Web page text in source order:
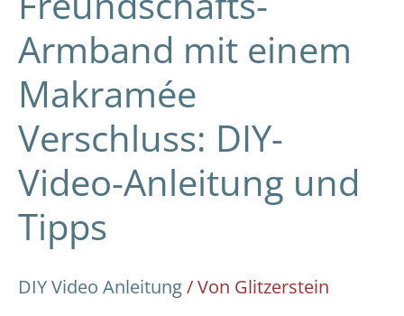
Armband mit einem
Makramée
Verschluss: DIY-
Video-Anleitung und
Tipps
DIY Video Anleitung/ Von Glitzerstein